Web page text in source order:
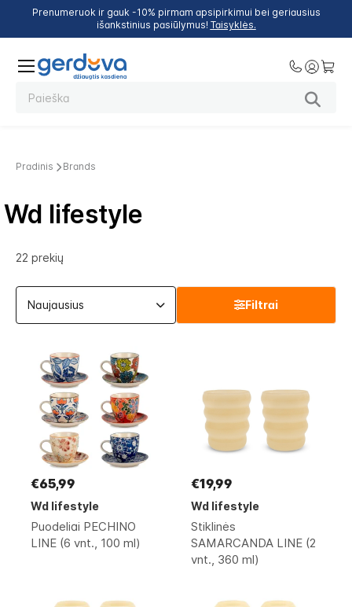
Prenumeruok ir gauk -10% pirmam apsipirkimui bei geriausius
išankstinius pasiūlymus! Taisyklės.
Pradinis Brands
Wd lifestyle
22 prekių
Filtrai
€65,99
Wd lifestyle
Puodeliai PECHINO
LINE (6 vnt., 100 ml)
€19,99
Wd lifestyle
Stiklinės
SAMARCANDA LINE (2
vnt., 360 ml)